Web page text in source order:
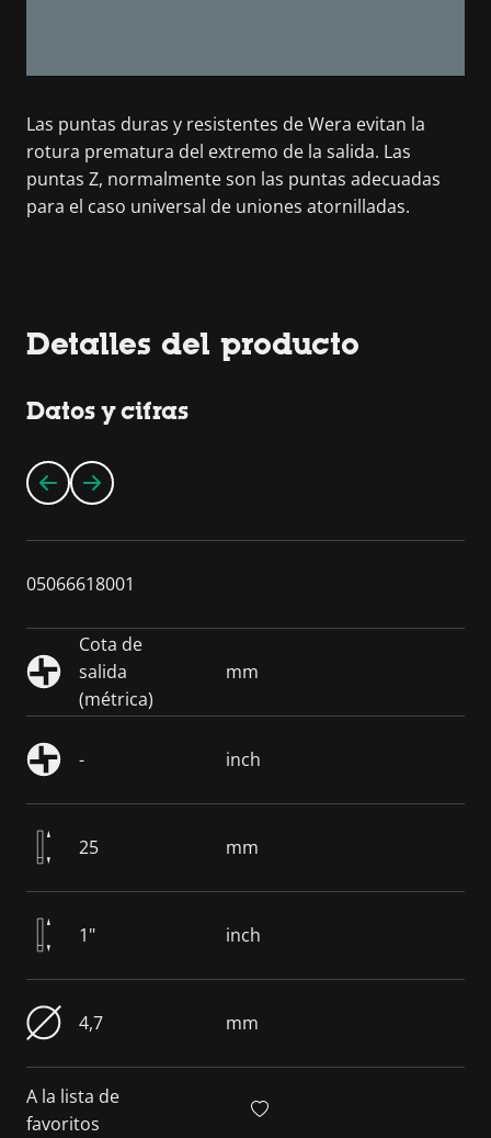
Las puntas duras y resistentes de Wera evitan la
rotura prematura del extremo de la salida. Las
puntas Z, normalmente son las puntas adecuadas
para el caso universal de uniones atornilladas.
Detalles del producto
Datos y cifras
05066618001
Cota de
salida
(métrica)
mm
- inch
25 mm
1" inch
4,7 mm
A la lista de
favoritos